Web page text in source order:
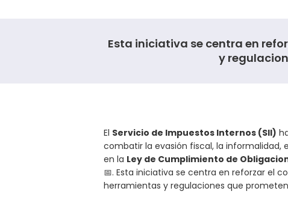
Esta iniciativa se centra en
y
El Servicio de Impuestos Internos (SII)
combatir la evasión fiscal, la informalidad,
en la Ley de Cumplimiento de
📅. Esta iniciativa se centra en reforzar el
herramientas y regulaciones que